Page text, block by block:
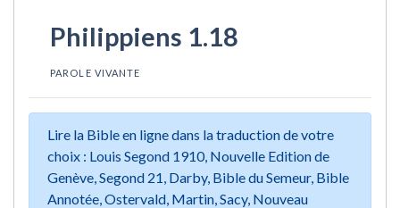
Philippiens 1.18
PAROLE VIVANTE
Lire la Bible en ligne dans la traduction de votre
choix : Louis Segond 1910, Nouvelle Edition de
Genève, Segond 21, Darby, Bible du Semeur, Bible
Annotée, Ostervald, Martin, Sacy, Nouveau